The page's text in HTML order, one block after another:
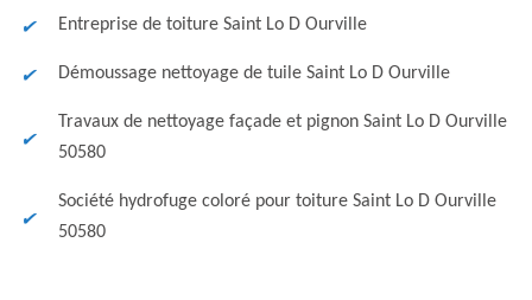
Entreprise de toiture Saint Lo D Ourville
Démoussage nettoyage de tuile Saint Lo D Ourville
Travaux de nettoyage façade et pignon Saint Lo D Ourville
50580
Société hydrofuge coloré pour toiture Saint Lo D Ourville
50580